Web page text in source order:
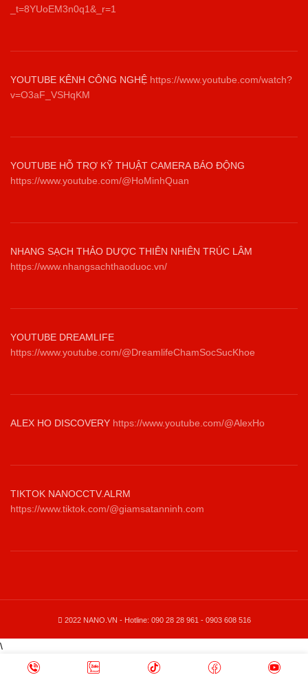
_t=8YUoEM3n0q1&_r=1
YOUTUBE KÊNH CÔNG NGHỆ https://www.youtube.com/watch?
v=O3aF_VSHqKM
YOUTUBE HỖ TRỢ KỸ THUẬT CAMERA BÁO ĐỘNG
https://www.youtube.com/@HoMinhQuan
NHANG SẠCH THẢO DƯỢC THIÊN NHIÊN TRÚC LÂM
https://www.nhangsachthaoduoc.vn/
YOUTUBE DREAMLIFE
https://www.youtube.com/@DreamlifeChamSocSucKhoe
ALEX HO DISCOVERY https://www.youtube.com/@AlexHo
TIKTOK NANOCCTV.ALRM
https://www.tiktok.com/@giamsatanninh.com
2022 NANO.VN - Hotline: 090 28 28 961 - 0903 608 516
\